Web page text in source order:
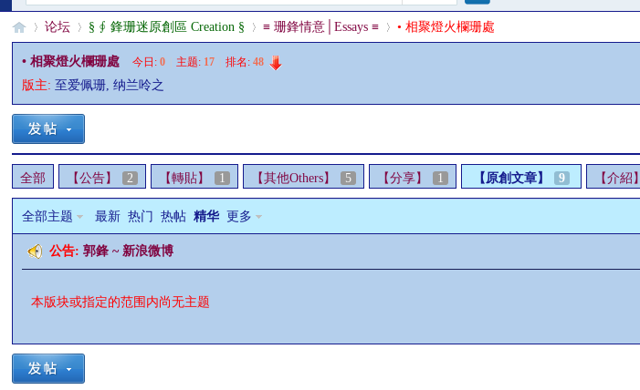
搜
§ »
论坛
›
§ ∮ 鋒珊迷原創區 Creation §
›
≡ 珊鋒情意│Essays ≡
›
• 相聚燈火欄珊處
• 相聚燈火欄珊處 今日:0 主题: 17 排名:48
版主: 至爱佩珊,纳兰呤之
全部 【公告】 2 【轉貼】 1 【其他Others】 5 【分享】 1 【原創文章】 9 【介紹】
全部主题 最新 热门 热帖 精华 更多
公告:郭鋒 ~ 新浪微博
本版块或指定的范围内尚无主题